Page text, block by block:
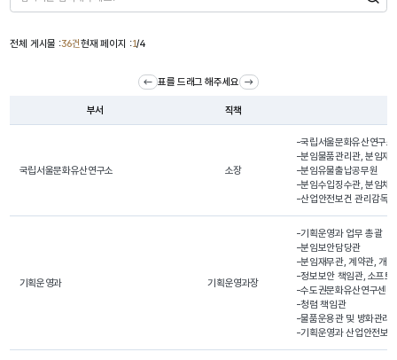
검색
전체 게시물 :36건현재 페이지 :1/4
표를 드래그 해주세요
부서 직책
국립서울문화유산연구소 소장
-국립서울문화유산연구
-분임물품관리관, 분임재
-분임유물출납공무원
-분임수입징수관, 분임채
-산업안전보건 관리감독자
기획운영과 기획운영과장
-기획운영과 업무 총괄
-분임보안담당관
-분임재무관, 계약관, 개
-정보보안 책임관, 소프트
-수도권문화유산연구센터
-청렴 책임관
-물품운용관 및 방화관리
-기획운영과 산업안전보